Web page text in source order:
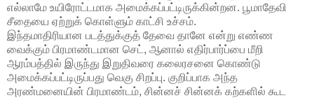
எல்லாமே உயிரோட்டமாக அமைக்கப்பட்டிருக்கின்றன. பூமாதேவி
சீதையை ஏற்றுக் கொள்ளும் காட்சி உச்சம்.
இந்தமாதிரியான படத்துக்குத் தேவை தானே என்று எண்ண
வைக்கும் பிரமாண்டமான செட், ஆனால் எதிர்பார்ப்பை மீறி
ஆரம்பத்தில் இருந்து இறுதிவரை கலைரசனை கொண்டு
அமைக்கப்பட்டிருப்பது வெகு சிறப்பு. குறிப்பாக அந்த
அரண்மனையின் பிரமாண்டம், சின்னச் சின்னக் கற்களில் கூட